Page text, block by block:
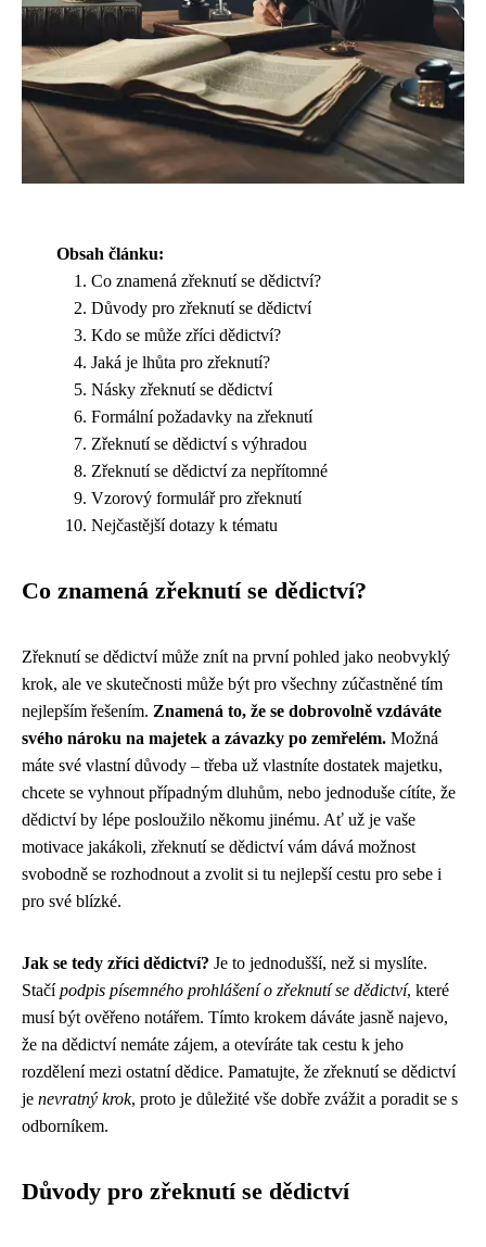
Obsah článku:
Co znamená zřeknutí se dědictví?
Důvody pro zřeknutí se dědictví
Kdo se může zříci dědictví?
Jaká je lhůta pro zřeknutí?
Násky zřeknutí se dědictví
Formální požadavky na zřeknutí
Zřeknutí se dědictví s výhradou
Zřeknutí se dědictví za nepřítomné
Vzorový formulář pro zřeknutí
Nejčastější dotazy k tématu
Co znamená zřeknutí se dědictví?
Zřeknutí se dědictví může znít na první pohled jako neobvyklý
krok, ale ve skutečnosti může být pro všechny zúčastněné tím
nejlepším řešením. Znamená to, že se dobrovolně vzdáváte
svého nároku na majetek a závazky po zemřelém. Možná
máte své vlastní důvody – třeba už vlastníte dostatek majetku,
chcete se vyhnout případným dluhům, nebo jednoduše cítíte, že
dědictví by lépe posloužilo někomu jinému. Ať už je vaše
motivace jakákoli, zřeknutí se dědictví vám dává možnost
svobodně se rozhodnout a zvolit si tu nejlepší cestu pro sebe i
pro své blízké.
Jak se tedy zříci dědictví? Je to jednodušší, než si myslíte.
Stačípodpis písemného prohlášení o zřeknutí se dědictví, které
musí být ověřeno notářem. Tímto krokem dáváte jasně najevo,
že na dědictví nemáte zájem, a otevíráte tak cestu k jeho
rozdělení mezi ostatní dědice. Pamatujte, že zřeknutí se dědictví
je nevratný krok, proto je důležité vše dobře zvážit a poradit se s
odborníkem.
Důvody pro zřeknutí se dědictví